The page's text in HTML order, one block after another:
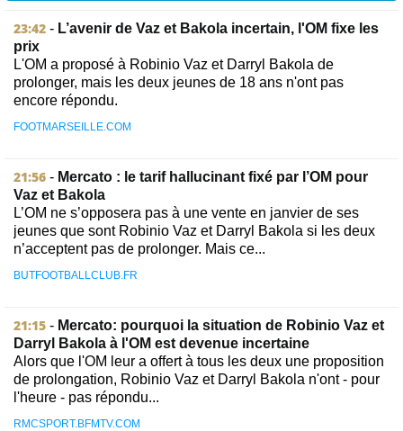
23:42 - L’avenir de Vaz et Bakola incertain, l'OM fixe les
prix
L'OM a proposé à Robinio Vaz et Darryl Bakola de
prolonger, mais les deux jeunes de 18 ans n'ont pas
encore répondu.
FOOTMARSEILLE.COM
21:56 - Mercato : le tarif hallucinant fixé par l’OM pour
Vaz et Bakola
L’OM ne s’opposera pas à une vente en janvier de ses
jeunes que sont Robinio Vaz et Darryl Bakola si les deux
n’acceptent pas de prolonger. Mais ce...
BUTFOOTBALLCLUB.FR
21:15 - Mercato: pourquoi la situation de Robinio Vaz et
Darryl Bakola à l'OM est devenue incertaine
Alors que l'OM leur a offert à tous les deux une proposition
de prolongation, Robinio Vaz et Darryl Bakola n'ont - pour
l'heure - pas répondu...
RMCSPORT.BFMTV.COM